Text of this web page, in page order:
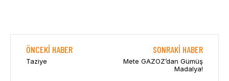
ÖNCEKI HABER
Taziye
SONRAKI HABER
Mete GAZOZ’dan Gümüş
Madalya!